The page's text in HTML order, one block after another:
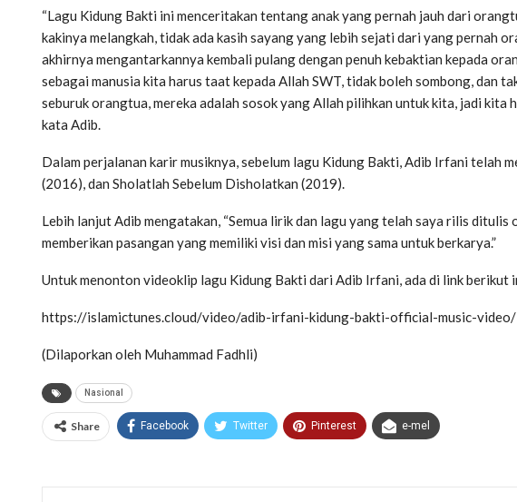
“Lagu Kidung Bakti ini menceritakan tentang anak yang pernah jauh dari
kakinya melangkah, tidak ada kasih sayang yang lebih sejati dari yang pernah
akhirnya mengantarkannya kembali pulang dengan penuh kebaktian kepada
sebagai manusia kita harus taat kepada Allah SWT, tidak boleh sombong, dan
seburuk orangtua, mereka adalah sosok yang Allah pilihkan untuk kita, jadi kita
kata Adib.
Dalam perjalanan karir musiknya, sebelum lagu Kidung Bakti, Adib Irfani telah
(2016), dan Sholatlah Sebelum Disholatkan (2019).
Lebih lanjut Adib mengatakan, “Semua lirik dan lagu yang telah saya rilis
memberikan pasangan yang memiliki visi dan misi yang sama untuk berkarya.”
Untuk menonton videoklip lagu Kidung Bakti dari Adib Irfani, ada di link berikut
https://islamictunes.cloud/video/adib-irfani-kidung-bakti-official-music-video/
(Dilaporkan oleh Muhammad Fadhli)
Nasional
Share Facebook Twitter Pinterest e-mel